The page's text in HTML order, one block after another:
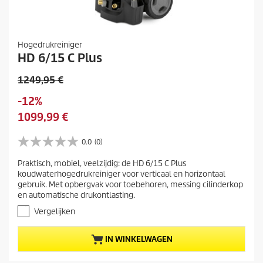
Hogedrukreiniger
HD 6/15 C Plus
O
d
e
r
d
u
c
t
r
i
1249,95 €
O
p
l
a
n
-12%
H
i
i
g
e
p
r
o
d
1099,99 €
0.0 (0)
0
0
v
a
n
e
5
s
t
Praktisch, mobiel, veelzijdig: de HD 6/15 C Plus
koudwaterhogedrukreiniger voor verticaal en horizontaal
gebruik. Met opbergvak voor toebehoren, messing cilinderkop
en automatische drukontlasting.
Vergelijken
IN WINKELWAGEN